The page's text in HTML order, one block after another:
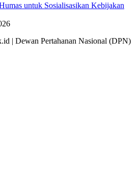
untuk Sosialisasikan Kebijakan
| Dewan Pertahanan Nasional (DPN)